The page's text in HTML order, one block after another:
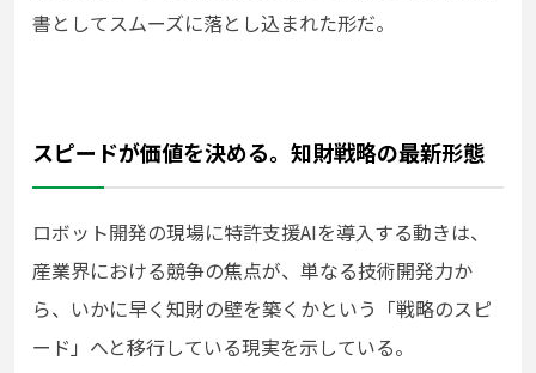
書としてスムーズに落とし込まれた形だ。
スピードが価値を決める。知財戦略の最新形態
ロボット開発の現場に特許支援AIを導入する動きは、
産業界における競争の焦点が、単なる技術開発力か
ら、いかに早く知財の壁を築くかという「戦略のスピ
ード」へと移行している現実を示している。